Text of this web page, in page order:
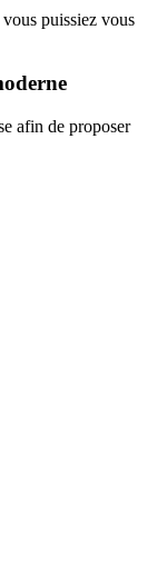
puissiez vous
afin de proposer